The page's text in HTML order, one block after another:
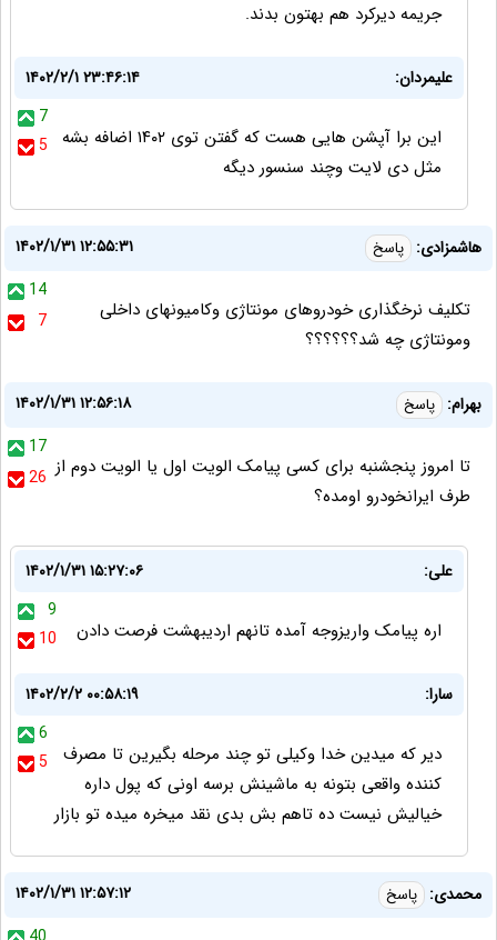
جریمه دیرکرد هم بهتون بدند.
علیمردان:
۱۴۰۲/۲/۱ ۲۳:۴۶:۱۴
7
5
این برا آپشن هایی هست که گفتن توی ۱۴۰۲ اضافه بشه
مثل دی لایت وچند سنسور دیگه
هاشمزادی: پاسخ
۱۴۰۲/۱/۳۱ ۱۲:۵۵:۳۱
14
7
تکلیف نرخگذاری خودروهای مونتاژی وکامیونهای داخلی
ومونتاژی چه شد؟؟؟؟؟؟
بهرام: پاسخ
۱۴۰۲/۱/۳۱ ۱۲:۵۶:۱۸
17
26 تا امروز پنجشنبه برای کسی پیامک الویت اول یا الویت دوم از
طرف ایرانخودرو اومده؟
علی:
۱۴۰۲/۱/۳۱ ۱۵:۲۷:۰۶
9
10
اره پیامک واریزوجه آمده تانهم اردیبهشت فرصت دادن
سارا:
۱۴۰۲/۲/۲ ۰۰:۵۸:۱۹
6
5
دیر که میدین خدا وکیلی تو چند مرحله بگیرین تا مصرف
کننده واقعی بتونه به ماشینش برسه اونی که پول داره
خیالیش نیست ده تاهم بش بدی نقد میخره میده تو بازار
محمدی: پاسخ
۱۴۰۲/۱/۳۱ ۱۲:۵۷:۱۲